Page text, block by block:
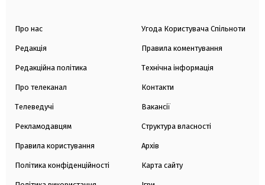
Про нас
Редакція
Редакційна політика
Про телеканал
Телеведучі
Рекламодавцям
Правила користування
Політика конфіденційності
Угода Користувача Спільноти
Правила коментування
Технічна інформація
Контакти
Вакансії
Структура власності
Архів
Карта сайту